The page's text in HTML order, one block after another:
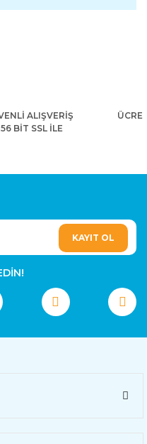
ALIŞVERİŞ
BİT SSL İLE
KAYIT OL